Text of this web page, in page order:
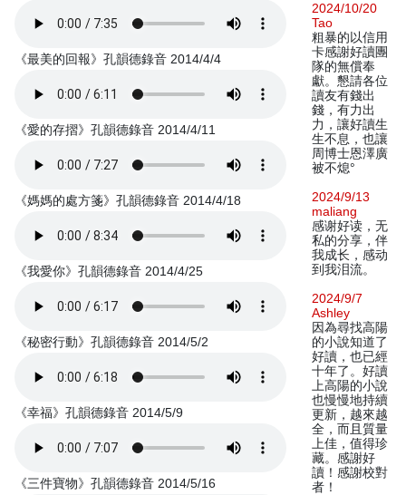
《最美的回報》孔韻德錄音 2014/4/4
《愛的存摺》孔韻德錄音 2014/4/11
《媽媽的處方箋》孔韻德錄音 2014/4/18
《我愛你》孔韻德錄音 2014/4/25
《秘密行動》孔韻德錄音 2014/5/2
《幸福》孔韻德錄音 2014/5/9
《三件寶物》孔韻德錄音 2014/5/16
2024/10/20
Tao
粗暴的以信用
卡感謝好讀團
隊的無償奉
獻。懇請各位
讀友有錢出
錢，有力出
力，讓好讀生
生不息，也讓
周博士恩澤廣
被不熄°
2024/9/13
maliang
感谢好读，无
私的分享，伴
我成长，感动
到我泪流。
2024/9/7
Ashley
因為尋找高陽
的小說知道了
好讀，也已經
十年了。好讀
上高陽的小說
也慢慢地持續
更新，越來越
全，而且質量
上佳，值得珍
藏。感謝好
讀！感謝校對
者！